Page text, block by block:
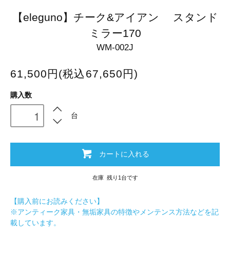
【eleguno】チーク&アイアン スタンド
ミラー170
WM-002J
61,500円(税込67,650円)
購入数
台
カートに入れる
在庫 残り1台です
【購入前にお読みください】
※アンティーク家具・無垢家具の特徴やメンテンス方法などを記
載しています。